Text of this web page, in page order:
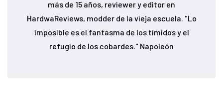
más de 15 años, reviewer y editor en
HardwaReviews, modder de la vieja escuela. "Lo
imposible es el fantasma de los tímidos y el
refugio de los cobardes." Napoleón